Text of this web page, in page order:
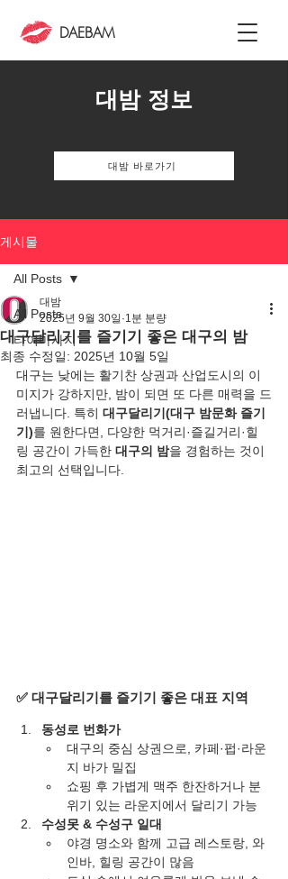
DAEBAM
대밤 정보
대밤 바로가기
게시물
All Posts
타이마사지
All Posts
대구달리기를 즐기기 좋은 대구의 밤
대밤
2025년 9월 30일 1분 분량
최종 수정일: 2025년 10월 5일
대구는 낮에는 활기찬 상권과 산업도시의 이
미지가 강하지만, 밤이 되면 또 다른 매력을 드
러냅니다. 특히 대구달리기(대구 밤문화 즐기
기)를 원한다면, 다양한 먹거리·즐길거리·힐
링 공간이 가득한 대구의 밤을 경험하는 것이
최고의 선택입니다.
✅ 대구달리기를 즐기기 좋은 대표 지역
동성로 번화가
대구의 중심 상권으로, 카페·펍·라운
지 바가 밀집
쇼핑 후 가볍게 맥주 한잔하거나 분
위기 있는 라운지에서 달리기 가능
수성못 & 수성구 일대
야경 명소와 함께 고급 레스토랑, 와
인바, 힐링 공간이 많음